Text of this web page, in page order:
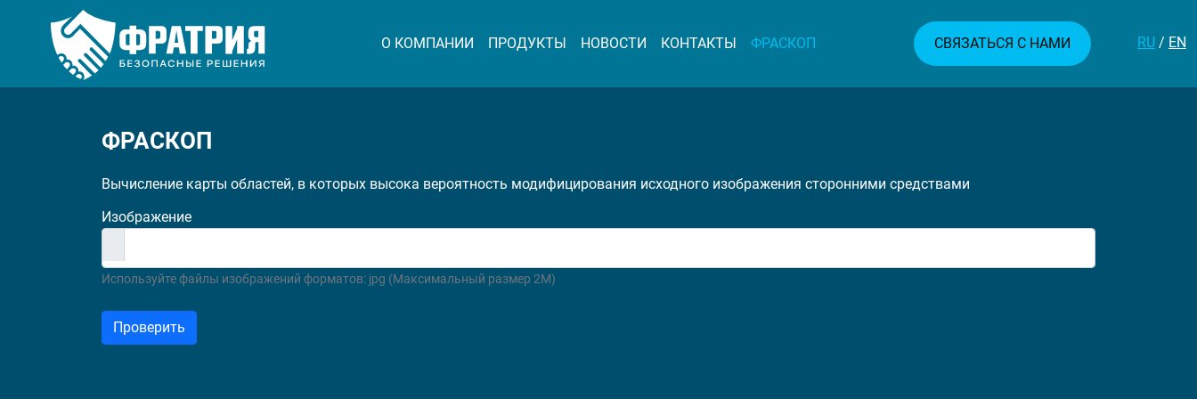
О КОМПАНИИ ПРОДУКТЫ НОВОСТИ КОНТАКТЫ ФРАСКОП СВЯЗАТЬСЯ С НАМИ RU / EN
ФРАСКОП
Вычисление карты областей, в которых высока вероятность модифицирования исходного изображения сторонними средствами
Изображение
Используйте файлы изображений форматов: jpg (Максимальный размер 2M)
Проверить